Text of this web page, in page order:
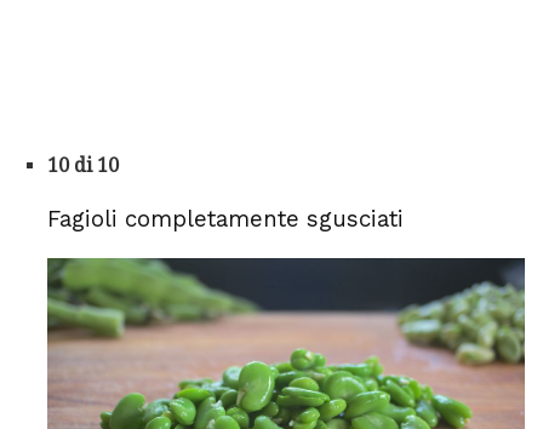
10 di 10
Fagioli completamente sgusciati